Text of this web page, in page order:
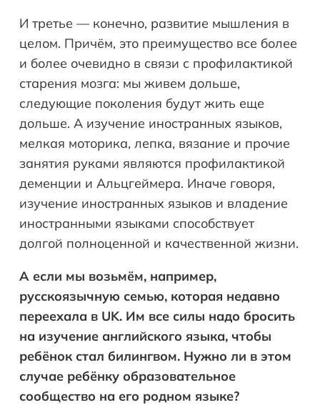
И третье — конечно, развитие мышления в
целом. Причём, это преимущество все более
и более очевидно в связи с профилактикой
старения мозга: мы живем дольше,
следующие поколения будут жить еще
дольше. А изучение иностранных языков,
мелкая моторика, лепка, вязание и прочие
занятия руками являются профилактикой
деменции и Альцгеймера. Иначе говоря,
изучение иностранных языков и владение
иностранными языками способствует
долгой полноценной и качественной жизни.
А если мы возьмём, например,
русскоязычную семью, которая недавно
переехала в UK. Им все силы надо бросить
на изучение английского языка, чтобы
ребёнок стал билингвом. Нужно ли в этом
случае ребёнку образовательное
сообщество на его родном языке?